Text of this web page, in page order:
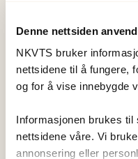
Denne nettsiden
NKVTS bruker
nettsidene til å fungere,
og for å vise innebygde
Informasjonen brukes
nettsidene våre. Vi
annonsering eller
Studien ønsker å
Hvilke typer
I hvilken grad er